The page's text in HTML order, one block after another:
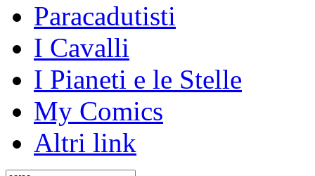
Paracadutisti
I Cavalli
I Pianeti e le Stelle
My Comics
Altri link